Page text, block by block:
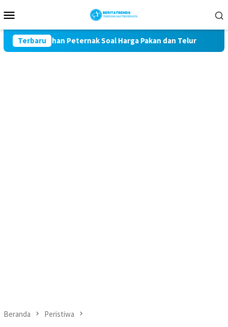
ke
Mobile
Terbaru
Keluhan Peternak Soal Harga Pakan dan Telur
Beranda Peristiwa